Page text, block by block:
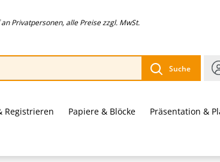
Privatpersonen, alle Preise zzgl. MwSt.
Suche
Registrieren Papiere & Blöcke Präsentation &